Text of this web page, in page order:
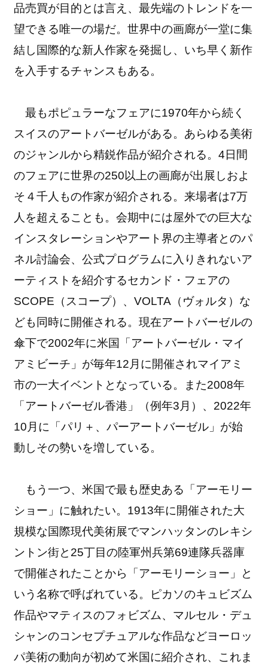
品売買が目的とは言え、最先端のトレンドを一
望できる唯一の場だ。世界中の画廊が一堂に集
結し国際的な新人作家を発掘し、いち早く新作
を入手するチャンスもある。
最もポピュラーなフェアに1970年から続く
スイスのアートバーゼルがある。あらゆる美術
のジャンルから精鋭作品が紹介される。4日間
のフェアに世界の250以上の画廊が出展しおよ
そ４千人もの作家が紹介される。来場者は7万
人を超えることも。会期中には屋外での巨大な
インスタレーションやアート界の主導者とのパ
ネル討論会、公式プログラムに入りきれないア
ーティストを紹介するセカンド・フェアの
SCOPE（スコープ）、VOLTA（ヴォルタ）な
ども同時に開催される。現在アートバーゼルの
傘下で2002年に米国「アートバーゼル・マイ
アミビーチ」が毎年12月に開催されマイアミ
市の一大イベントとなっている。また2008年
「アートバーゼル香港」（例年3月）、2022年
10月に「パリ＋、パーアートバーゼル」が始
動しその勢いを増している。
もう一つ、米国で最も歴史ある「アーモリー
ショー」に触れたい。1913年に開催された大
規模な国際現代美術展でマンハッタンのレキシ
ントン街と25丁目の陸軍州兵第69連隊兵器庫
で開催されたことから「アーモリーショー」と
いう名称で呼ばれている。ピカソのキュビズム
作品やマティスのフォビズム、マルセル・デュ
シャンのコンセプチュアルな作品などヨーロッ
パ美術の動向が初めて米国に紹介され、これま